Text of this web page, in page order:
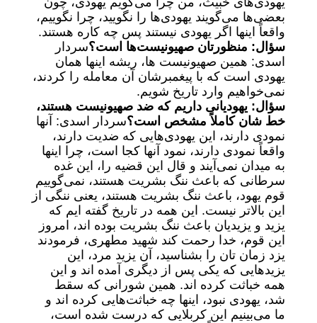
بعضی‌ها می‌گویند یهودی‌ها را نگویید، چرا نگوییم،
واقعاً اینها اگر یهودی نیستند پس چه کاره هستند.
سؤال: منظورتان صهیونیست‌ها است؟سردار
اسدی: همین صهیونیست ها، ریشه اینها همان
یهودی است که با پیغمبرشان آن معامله را کردند،
نمی‌خواهیم وارد تاریخ شویم.
سؤال: یهودیانی داریم که ضد صهیونیست هستند،
خط شان کاملاً مشخص است؟سردار اسدی: آنها
نمودی دارند، این یهودی‌هایی که ضدیت دارند،
واقعاً نمودی دارند، نمود آنها کجا است، چرا اینها
به میدان نمی‌آیند و قال این قضیه را، این غده
سرطانی که باعث ننگ بشریت هستند، نمی‌گوییم
قوم یهود، باعث ننگ بشریت هستند، یعنی ننگی از
این بالاتر نیست. این همه در تاریخ گفته ایم که
یزید و یزیدیان باعث ننگ بشریت بوده اند، امروز
این قوم، خدا رحمت کند شهید مطهری، فرمودند
یزد زمان تان را بشناسید، آن یزید مرد، این
یزید‌هایی که یکی پس از دیگری آمده اند و این
همه خباثت کرده اند. همین شورانی که سقط
شد، یهودی نبود، اینها چه خباثت‌هایی کرده اند و
ما می‌بینیم این کربلایی که درست شده است،